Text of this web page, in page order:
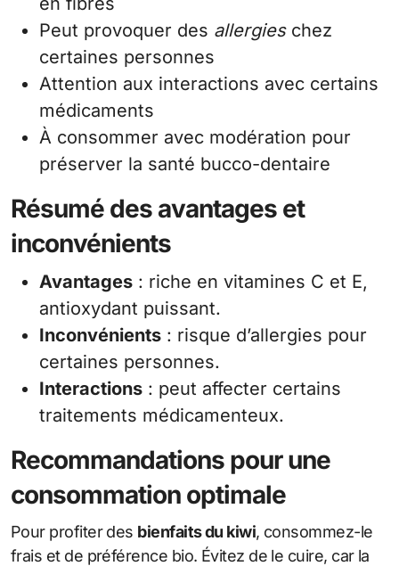
Peut provoquer des allergieschez
certaines personnes
Attention aux interactions avec certains
médicaments
À consommer avec modération pour
préserver la santé bucco-dentaire
Résumé des avantages et
inconvénients
Avantages : riche en vitamines C et E,
antioxydant puissant.
Inconvénients : risque d’allergies pour
certaines personnes.
Interactions : peut affecter certains
traitements médicamenteux.
Recommandations pour une
consommation optimale
Pour profiter des bienfaits du kiwi, consommez-le
frais et de préférence bio. Évitez de le cuire, car la